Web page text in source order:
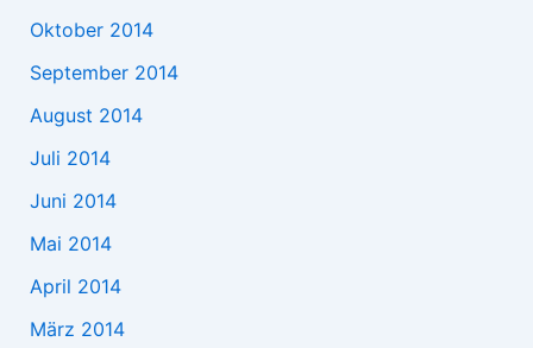
Oktober 2014
September 2014
August 2014
Juli 2014
Juni 2014
Mai 2014
April 2014
März 2014